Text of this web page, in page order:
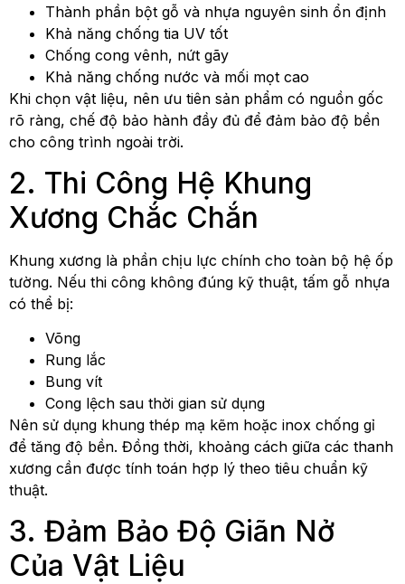
Thành phần bột gỗ và nhựa nguyên sinh ổn định
Khả năng chống tia UV tốt
Chống cong vênh, nứt gãy
Khả năng chống nước và mối mọt cao
Khi chọn vật liệu, nên ưu tiên sản phẩm có nguồn gốc
rõ ràng, chế độ bảo hành đầy đủ để đảm bảo độ bền
cho công trình ngoài trời.
2. Thi Công Hệ Khung
Xương Chắc Chắn
Khung xương là phần chịu lực chính cho toàn bộ hệ ốp
tường. Nếu thi công không đúng kỹ thuật, tấm gỗ nhựa
có thể bị:
Võng
Rung lắc
Bung vít
Cong lệch sau thời gian sử dụng
Nên sử dụng khung thép mạ kẽm hoặc inox chống gỉ
để tăng độ bền. Đồng thời, khoảng cách giữa các thanh
xương cần được tính toán hợp lý theo tiêu chuẩn kỹ
thuật.
3. Đảm Bảo Độ Giãn Nở
Của Vật Liệu